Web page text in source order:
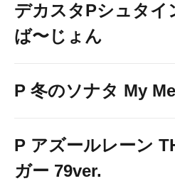
デカスタPシュタイ
ば〜じょん
P 冬のソナタ My
P アズールレーン
ガー 79ver.